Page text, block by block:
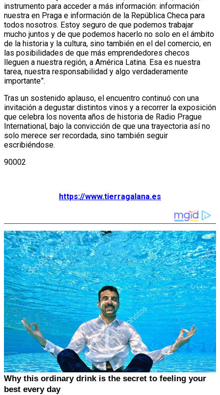
instrumento para acceder a más información: información
nuestra en Praga e información de la República Checa para
todos nosotros. Estoy seguro de que podemos trabajar
mucho juntos y de que podemos hacerlo no solo en el ámbito
de la historia y la cultura, sino también en el del comercio, en
las posibilidades de que más emprendedores checos
lleguen a nuestra región, a América Latina. Esa es nuestra
tarea, nuestra responsabilidad y algo verdaderamente
importante”.
Tras un sostenido aplauso, el encuentro continuó con una
invitación a degustar distintos vinos y a recorrer la exposición
que celebra los noventa años de historia de Radio Prague
International, bajo la convicción de que una trayectoria así no
solo merece ser recordada, sino también seguir
escribiéndose.
90002
https://www.tierragalana.es